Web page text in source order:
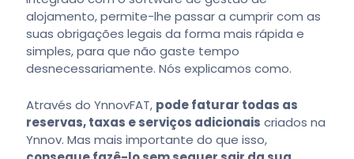
alojamento, permite-lhe passar a cumprir com as
suas obrigações legais da forma mais rápida e
simples, para que não gaste tempo
desnecessariamente. Nós explicamos como.
Através do YnnovFAT, pode faturar todas as
reservas, taxas e serviços adicionais criados na
Ynnov. Mas mais importante do que isso,